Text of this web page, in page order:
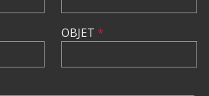
OBJET *